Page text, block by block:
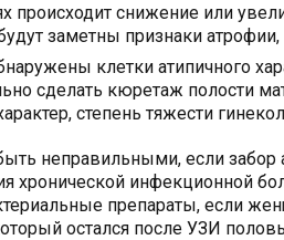
происходит снижение или
заметны признаки атрофии,
клетки атипичного
сделать кюретаж полости
степень тяжести
неправильными, если забор
хронической инфекционной
препараты, если
остался после УЗИ